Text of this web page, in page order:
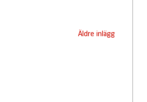
Äldre inlägg